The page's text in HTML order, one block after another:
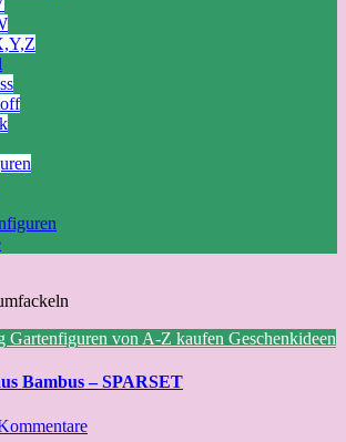
Gartenfiguren von A-Z kaufen Geschenkideen
Bambus – SPARSET